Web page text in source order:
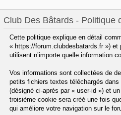
Club Des Bâtards - Politique
Cette politique explique en détail
« https://forum.clubdesbatards.fr »)
utilisent n’importe quelle information
Vos informations sont collectées de
petits fichiers textes téléchargés dans
(désigné ci-après par « user-id ») et
troisième cookie sera créé une fois
qui améliore votre navigation sur le